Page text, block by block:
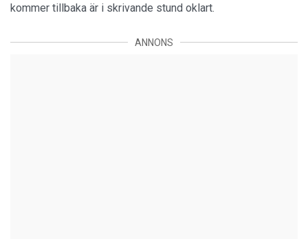
kommer tillbaka är i skrivande stund oklart.
ANNONS